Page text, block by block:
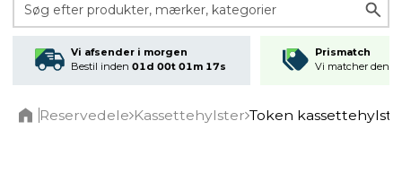
Søg efter produkter, mærker, kategorier
Vi afsender i morgen
Bestil inden 01d 00t 01m 16s
Prismatch
Vi matcher den
Reservedele Kassettehylster Token